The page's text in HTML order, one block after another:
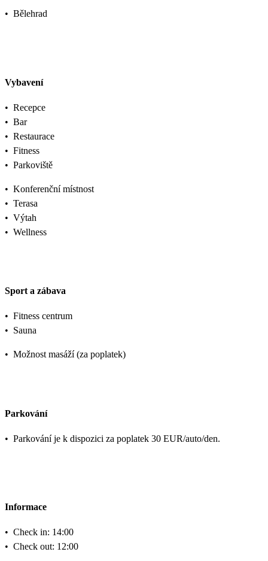
• Bělehrad
Vybavení
• Recepce
• Bar
• Restaurace
• Fitness
• Parkoviště
• Konferenční místnost
• Terasa
• Výtah
• Wellness
Sport a zábava
• Fitness centrum
• Sauna
• Možnost masáží (za poplatek)
Parkování
• Parkování je k dispozici za poplatek 30 EUR/auto/den.
Informace
• Check in: 14:00
• Check out: 12:00